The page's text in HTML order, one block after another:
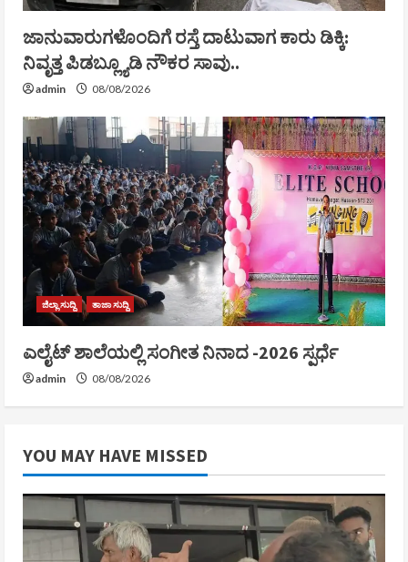
ಜಾನುವಾರುಗಳೊಂದಿಗೆ ರಸ್ತೆ ದಾಟುವಾಗ ಕಾರು ಡಿಕ್ಕಿ:
ನಿವೃತ್ತ ಪಿಡಬ್ಲ್ಯೂಡಿ ನೌಕರ ಸಾವು..
admin 08/08/2026
ಜಿಲ್ಲಾ ಸುದ್ದಿ ತಾಜಾ ಸುದ್ದಿ
ಎಲೈಟ್ ಶಾಲೆಯಲ್ಲಿ ಸಂಗೀತ ನಿನಾದ -2026 ಸ್ಪರ್ಧೆ
admin 08/08/2026
YOU MAY HAVE MISSED